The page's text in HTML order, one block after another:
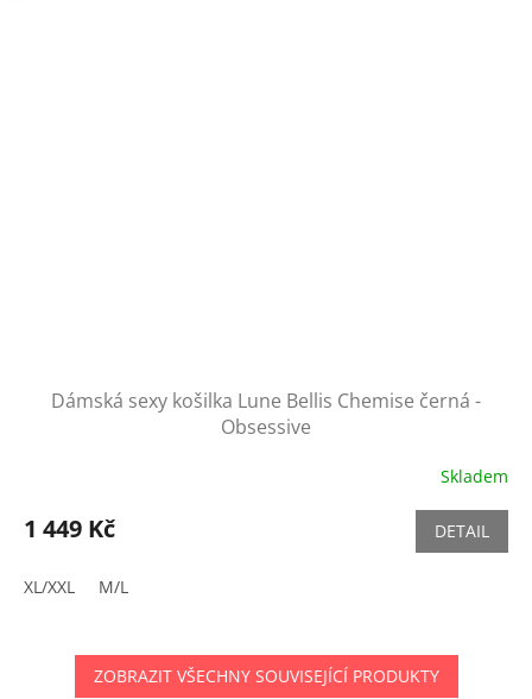
Dámská sexy košilka Lune Bellis Chemise černá -
Obsessive
Skladem
1 449 Kč DETAIL
XL/XXL M/L
ZOBRAZIT VŠECHNY SOUVISEJÍCÍ PRODUKTY